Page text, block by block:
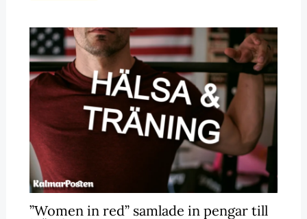
”Women in red” samlade in pengar till